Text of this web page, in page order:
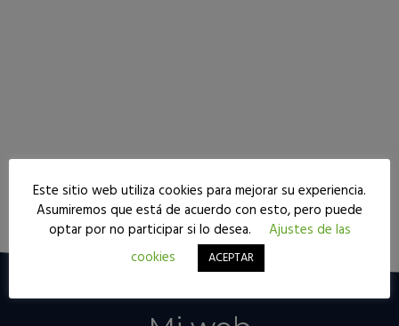
Seguir leyendo
Este sitio web utiliza cookies para mejorar su experiencia.
Asumiremos que está de acuerdo con esto, pero puede
optar por no participar si lo desea.
Ajustes de las
cookies
ACEPTAR